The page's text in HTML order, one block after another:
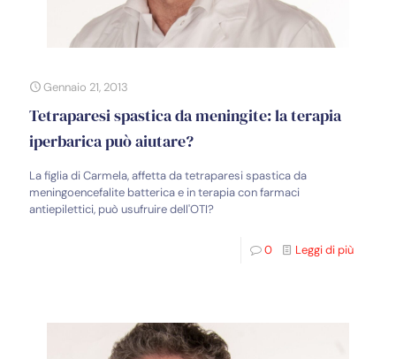
Gennaio 21, 2013
Tetraparesi spastica da meningite: la terapia
iperbarica può aiutare?
La figlia di Carmela, affetta da tetraparesi spastica da
meningoencefalite batterica e in terapia con farmaci
antiepilettici, può usufruire dell'OTI?
0 Leggi di più